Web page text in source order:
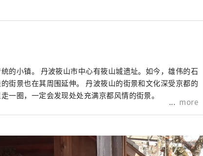
的小镇。 丹波筱山市中心有筱山城遗址。如今，雄伟的石
街景也在其周围延伸。 丹波筱山的街景和文化深受京都的
一圈，一定会发现处处充满京都风情的街景。
more